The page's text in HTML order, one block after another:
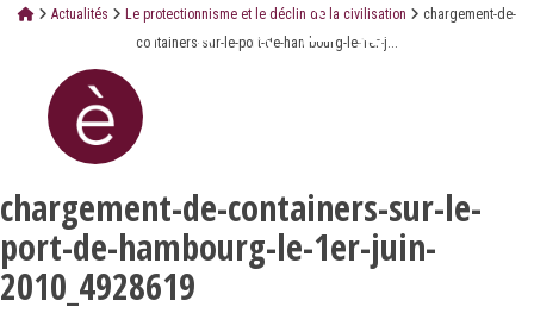
Actualités Le protectionnisme et le déclin de la civilisation
chargement-de-
containers-sur-le-port-de-hambourg-le-1er-j...
chargement-de-containers-sur-le-
port-de-hambourg-le-1er-juin-
2010_4928619